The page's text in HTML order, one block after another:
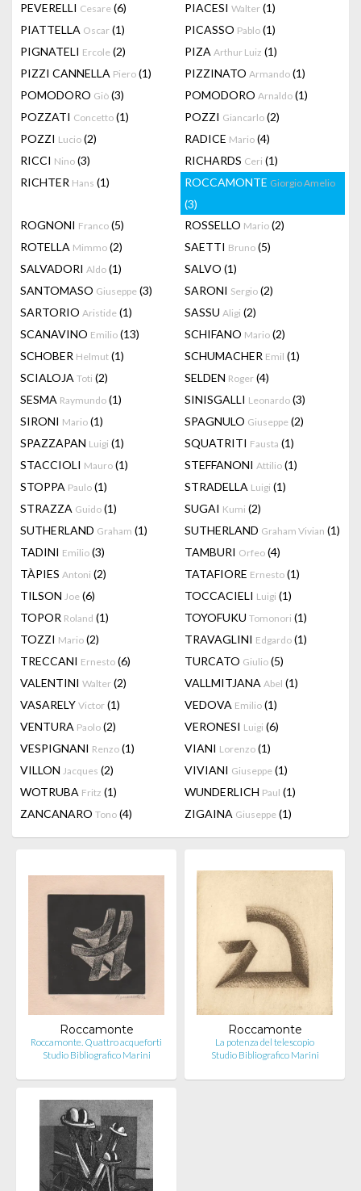
PEVERELLI Cesare (6) PIACESI Walter (1)
PIATTELLA Oscar (1) PICASSO Pablo (1)
PIGNATELI Ercole (2) PIZA Arthur Luiz (1)
PIZZI CANNELLA Piero (1) PIZZINATO Armando (1)
POMODORO Giò (3) POMODORO Arnaldo (1)
POZZATI Concetto (1) POZZI Giancarlo (2)
POZZI Lucio (2) RADICE Mario (4)
RICCI Nino (3) RICHARDS Ceri (1)
RICHTER Hans (1) ROCCAMONTE Giorgio Amelio
(3)
ROGNONI Franco (5) ROSSELLO Mario (2)
ROTELLA Mimmo (2) SAETTI Bruno (5)
SALVADORI Aldo (1) SALVO (1)
SANTOMASO Giuseppe (3) SARONI Sergio (2)
SARTORIO Aristide (1) SASSU Aligi (2)
SCANAVINO Emilio (13) SCHIFANO Mario (2)
SCHOBER Helmut (1) SCHUMACHER Emil (1)
SCIALOJA Toti (2) SELDEN Roger (4)
SESMA Raymundo (1) SINISGALLI Leonardo (3)
SIRONI Mario (1) SPAGNULO Giuseppe (2)
SPAZZAPAN Luigi (1) SQUATRITI Fausta (1)
STACCIOLI Mauro (1) STEFFANONI Attilio (1)
STOPPA Paulo (1) STRADELLA Luigi (1)
STRAZZA Guido (1) SUGAI Kumi (2)
SUTHERLAND Graham (1) SUTHERLAND Graham Vivian (1)
TADINI Emilio (3) TAMBURI Orfeo (4)
TÀPIES Antoni (2) TATAFIORE Ernesto (1)
TILSON Joe (6) TOCCACIELI Luigi (1)
TOPOR Roland (1) TOYOFUKU Tomonori (1)
TOZZI Mario (2) TRAVAGLINI Edgardo (1)
TRECCANI Ernesto (6) TURCATO Giulio (5)
VALENTINI Walter (2) VALLMITJANA Abel (1)
VASARELY Victor (1) VEDOVA Emilio (1)
VENTURA Paolo (2) VERONESI Luigi (6)
VESPIGNANI Renzo (1) VIANI Lorenzo (1)
VILLON Jacques (2) VIVIANI Giuseppe (1)
WOTRUBA Fritz (1) WUNDERLICH Paul (1)
ZANCANARO Tono (4) ZIGAINA Giuseppe (1)
Roccamonte
Roccamonte. Quattro acqueforti
Studio Bibliografico Marini
Roccamonte
La potenza del telescopio
Studio Bibliografico Marini